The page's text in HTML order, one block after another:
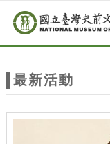
站
主
跳到主要內容
網站導覽
最新活動